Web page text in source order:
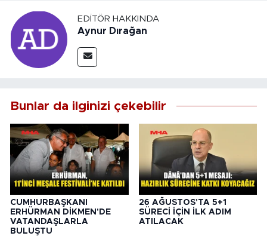
EDITÖR HAKKINDA
Aynur Dırağan
Bunlar da ilginizi çekebilir
CUMHURBAŞKANI
ERHÜRMAN DİKMEN'DE
VATANDAŞLARLA
BULUŞTU
26 AĞUSTOS'TA 5+1
SÜRECİ İÇİN İLK ADIM
ATILACAK